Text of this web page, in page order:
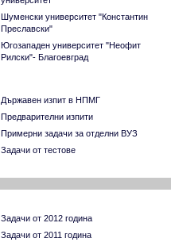
Шуменски университет "Константин
Преславски"
Югозападен университет "Неофит
Рилски"- Благоевград
Държавен изпит в НПМГ
Предварителни изпити
Примерни задачи за отделни ВУЗ
Задачи от тестове
Задачи от 2012 година
Задачи от 2011 година